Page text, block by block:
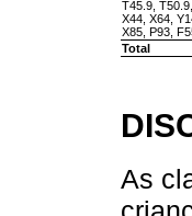
T45.9, T50.9,
X44, X64,
X85, P93,
Total
As